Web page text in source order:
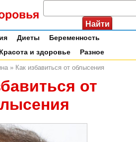
Диеты
Беременность
Красота и здоровье Разное
» Как избавиться от облысения
от